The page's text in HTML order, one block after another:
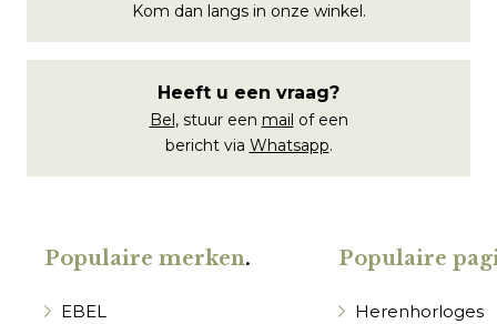
Kom dan langs in onze winkel.
Heeft u een vraag?
Bel , stuur een mail of een
bericht via Whatsapp.
Populaire merken.
EBEL
Populaire
Herenhorloges